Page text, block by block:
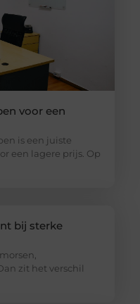
voor een
is een juiste
een lagere prijs. Op
bij sterke
zit het verschil